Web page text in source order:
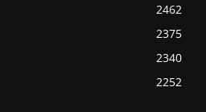
2462
2375
2340
2252